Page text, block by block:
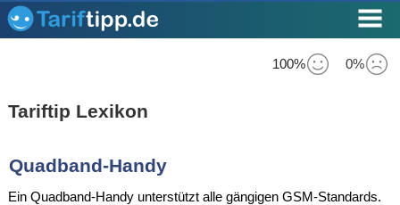
100% 0%
Tariftip Lexikon
Quadband-Handy
Ein Quadband-Handy unterstützt alle gängigen GSM-Standards.